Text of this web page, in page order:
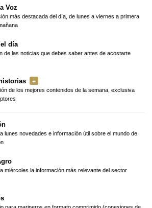
Voz
más destacada del día, de lunes a viernes a primera
día
de las noticias que debes saber antes de acostarte
de los mejores contenidos de la semana, exclusiva
lunes novedades e información útil sobre el mundo de
miércoles la información más relevante del sector
para marineros en formato comprimido (conexiones de